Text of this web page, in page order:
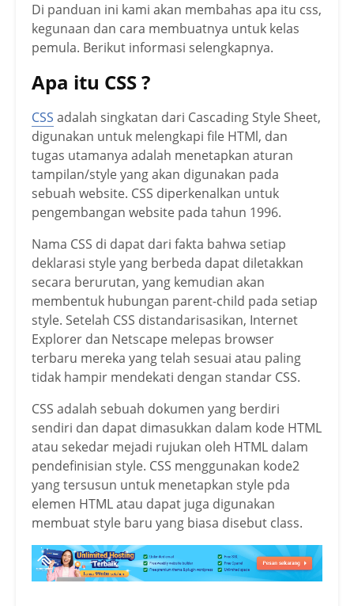
Di panduan ini kami akan membahas apa itu css,
kegunaan dan cara membuatnya untuk kelas
pemula. Berikut informasi selengkapnya.
Apa itu CSS ?
CSS adalah singkatan dari Cascading Style Sheet,
digunakan untuk melengkapi file HTMl, dan
tugas utamanya adalah menetapkan aturan
tampilan/style yang akan digunakan pada
sebuah website. CSS diperkenalkan untuk
pengembangan website pada tahun 1996.
Nama CSS di dapat dari fakta bahwa setiap
deklarasi style yang berbeda dapat diletakkan
secara berurutan, yang kemudian akan
membentuk hubungan parent-child pada setiap
style. Setelah CSS distandarisasikan, Internet
Explorer dan Netscape melepas browser
terbaru mereka yang telah sesuai atau paling
tidak hampir mendekati dengan standar CSS.
CSS adalah sebuah dokumen yang berdiri
sendiri dan dapat dimasukkan dalam kode HTML
atau sekedar mejadi rujukan oleh HTML dalam
pendefinisian style. CSS menggunakan kode2
yang tersusun untuk menetapkan style pda
elemen HTML atau dapat juga digunakan
membuat style baru yang biasa disebut class.